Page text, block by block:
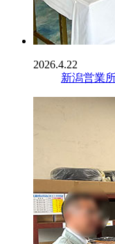
2026.4.22
新潟営業